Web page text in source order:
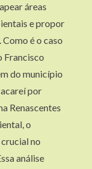
áreas
e propor
é o caso
Francisco
do município
por
Renascentes
o
no
análise